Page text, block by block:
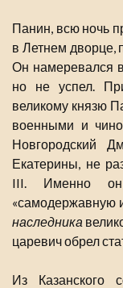
Панин, всю ночь
в Летнем дворце,
Он намеревался
но не успел.
великому князю
военными и
Новгородский
Екатерины, не
III. Именно он
«самодержавную
наследника
царевич обрел
Из Казанского